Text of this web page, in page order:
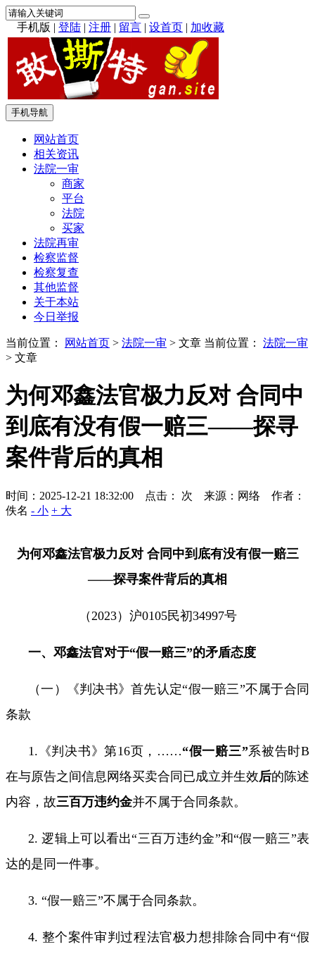
手机版 | 登陆 | 注册 | 留言 | 设首页 | 加收藏
手机导航
网站首页
相关资讯
法院一审
商家
平台
法院
买家
法院再审
检察监督
检察复查
其他监督
关于本站
今日举报
当前位置： 网站首页 > 法院一审 > 文章 当前位置： 法院一审
> 文章
为何邓鑫法官极力反对 合同中
到底有没有假一赔三——探寻
案件背后的真相
时间：2025-12-21 18:32:00 点击： 次 来源：网络 作者：
佚名 - 小 + 大
为何邓鑫法官极力反对 合同中到底有没有假一赔三
——探寻案件背后的真相
（ 2023）沪0105民初34997号
一、邓鑫法官对于“假一赔三”的矛盾态度
（一）《判决书》首先认定“假一赔三”不属于合同
条款
1. 《判决书》第16页， ……“假一赔三”系被告时B
在与原告之间信息网络买卖合同已成立并生效后的陈述
内容，故三百万违约金并不属于合同条款。
2.逻辑上可以看出“三百万违约金”和“假一赔三”表
达的是同一件事。
3. “假一赔三”不属于合同条款。
4. 整个案件审判过程法官极力想排除合同中有“假